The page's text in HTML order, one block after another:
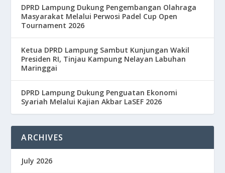
DPRD Lampung Dukung Pengembangan Olahraga
Masyarakat Melalui Perwosi Padel Cup Open
Tournament 2026
Ketua DPRD Lampung Sambut Kunjungan Wakil
Presiden RI, Tinjau Kampung Nelayan Labuhan
Maringgai
DPRD Lampung Dukung Penguatan Ekonomi
Syariah Melalui Kajian Akbar LaSEF 2026
ARCHIVES
July 2026